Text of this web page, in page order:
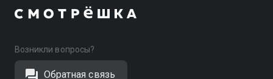
Возникли вопросы?
Обратная связь